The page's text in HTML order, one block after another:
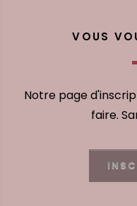
VOUS
Notre page
faire.